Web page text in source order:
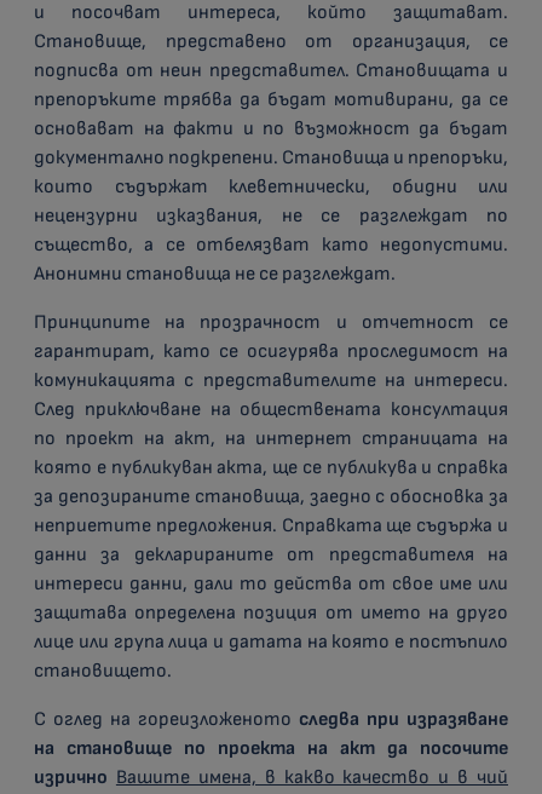
и посочват интереса, който защитават.
Становище, представено от организация, се
подписва от неин представител. Становищата и
препоръките трябва да бъдат мотивирани, да се
основават на факти и по възможност да бъдат
документално подкрепени. Становища и препоръки,
които съдържат клеветнически, обидни или
нецензурни изказвания, не се разглеждат по
същество, а се отбелязват като недопустими.
Анонимни становища не се разглеждат.
Принципите на прозрачност и отчетност се
гарантират, като се осигурява проследимост на
комуникацията с представителите на интереси.
След приключване на обществената консултация
по проект на акт, на интернет страницата на
която е публикуван акта, ще се публикува и справка
за депозираните становища, заедно с обосновка за
неприетите предложения. Справката ще съдържа и
данни за декларираните от представителя на
интереси данни, дали то действа от свое име или
защитава определена позиция от името на друго
лице или група лица и датата на която е постъпило
становището.
С оглед на гореизложеното следва при изразяване
на становище по проекта на акт да посочите
изрично Вашите имена, в какво качество и в чий